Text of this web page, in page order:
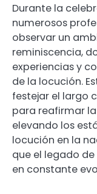
Durante la
numerosos
observar un
reminiscencia,
experiencias y
de la locución.
festejar el largo
para reafirmar
elevando los
locución en la
que el legado
en constante